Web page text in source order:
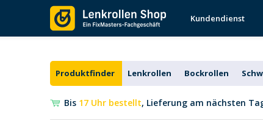
Kundendienst
Produktfinder Lenkrollen Bockrollen
Bis 17 Uhr bestellt, Lieferung am nächsten